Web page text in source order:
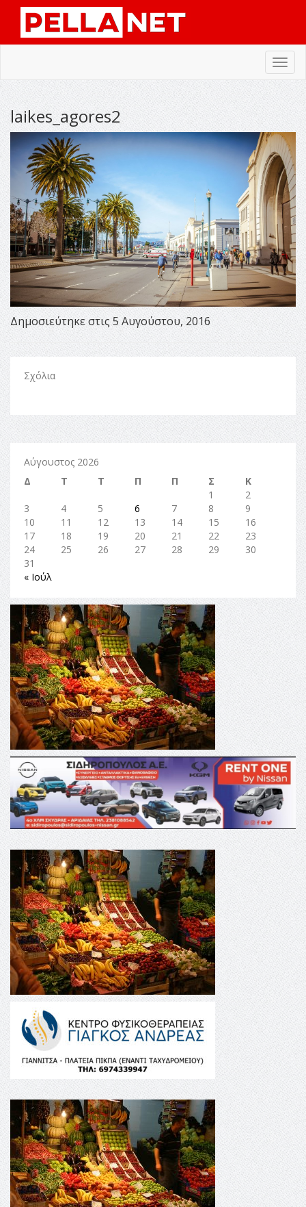
laikes_agores2
Δημοσιεύτηκε στις 5 Αυγούστου, 2016
Σχόλια
Αύγουστος 2026
Δ
Τ Τ Π Π Σ
Κ
1
2
3
4 5 6 7 8
9
10
11 12 13 14 15
16
17
18 19 20 21 22
23
24
25 26 27 28 29
30
31
« Ιούλ